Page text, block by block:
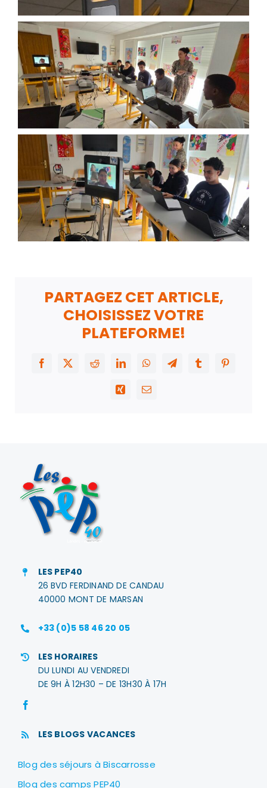
PARTAGEZ CET ARTICLE,
CHOISISSEZ VOTRE
PLATEFORME!
Facebook
X RedditLinkedInWhatsAppTelegramTumblrPinterest
Xing Email
LES PEP40
26 BVD FERDINAND DE CANDAU
40000 MONT DE MARSAN
+33 (0)5 58 46 20 05
LES HORAIRES
DU LUNDI AU VENDREDI
DE 9H À 12H30 – DE 13H30 À 17H
LES BLOGS VACANCES
Blog des séjours à Biscarrosse
Blog des camps PEP40